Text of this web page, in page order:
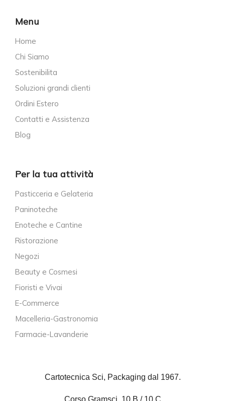
Menu
Home
Chi Siamo
Sostenibilita
Soluzioni grandi clienti
Ordini Estero
Contatti e Assistenza
Blog
Per la tua attività
Pasticceria e Gelateria
Paninoteche
Enoteche e Cantine
Ristorazione
Negozi
Beauty e Cosmesi
Fioristi e Vivai
E-Commerce
Macelleria-Gastronomia
Farmacie-Lavanderie
Cartotecnica Sci, Packaging dal 1967.
Corso Gramsci, 10 B / 10 C